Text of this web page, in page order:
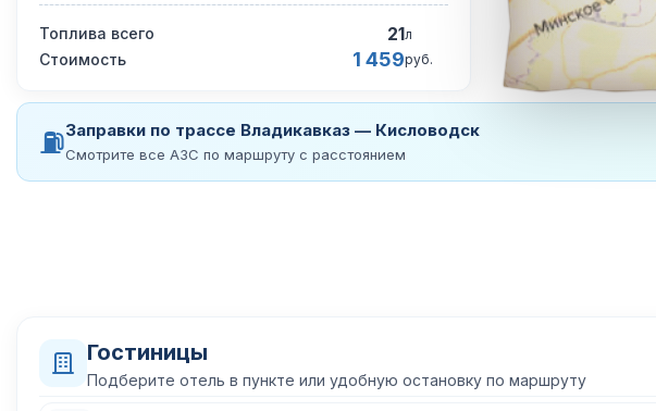
Топлива всего 21л
Стоимость 1 459руб.
⛽Заправки по трассе Владикавказ — Кисловодск
Смотрите все АЗС по маршруту с расстоянием
Гостиницы
Подберите отель в пункте или удобную остановку по маршруту